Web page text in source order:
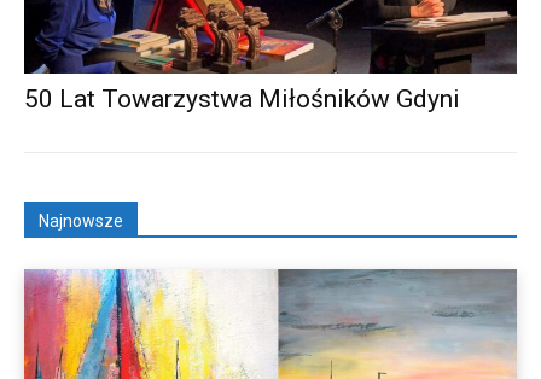
50 Lat Towarzystwa Miłośników Gdyni
Najnowsze